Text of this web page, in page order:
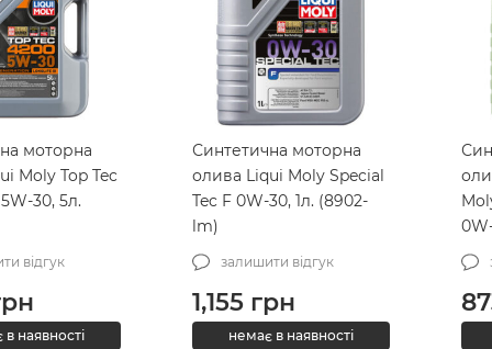
моторна
Moly Top Tec
30, 5л.
відгук
наявності
Синтетична моторна
олива Liqui Moly Special
Tec F 0W-30, 1л. (8902-
lm)
залишити відгук
1,155грн
немає в наявності